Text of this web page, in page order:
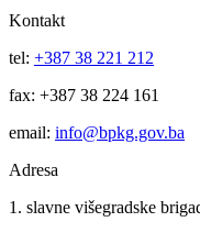
Press konferencija